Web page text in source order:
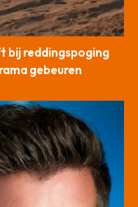
bij reddingspoging
gebeuren